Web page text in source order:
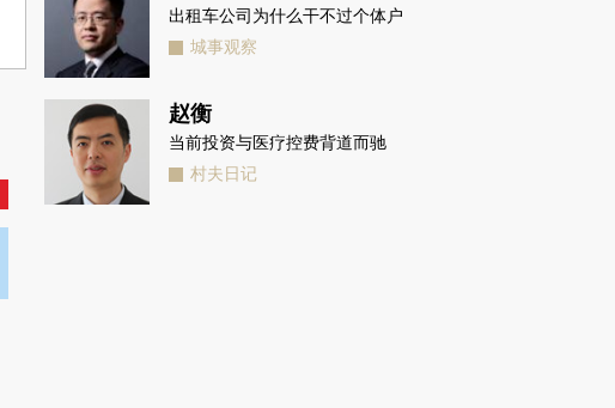
出租车公司为什么干不过个体户
城事观察
赵衡
当前投资与医疗控费背道而驰
村夫日记